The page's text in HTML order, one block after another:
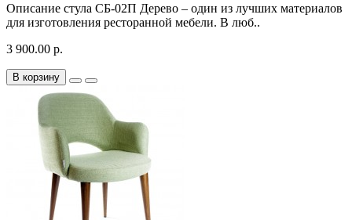
Описание стула СБ-02П Дерево – один из лучших материалов
для изготовления ресторанной мебели. В люб..
3 900.00 р.
В корзину